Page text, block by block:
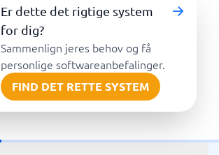
Er dette det rigtige system
for dig?
Sammenlign jeres behov og få
personlige softwareanbefalinger.
FIND DET RETTE SYSTEM